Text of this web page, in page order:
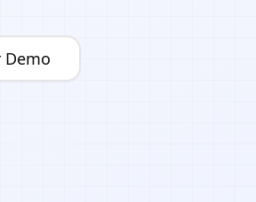
Demo